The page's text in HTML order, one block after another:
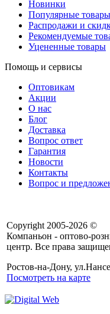
Новинки
Популярные товары
Распродажи и
Рекомендуемые
Уцененные товары
Помощь и сервисы
Оптовикам
Акции
О нас
Блог
Доставка
Вопрос ответ
Гарантия
Новости
Контакты
Вопрос и
Copyright 2005-2026 ©
Компаньон - оптово-
центр. Все права
Ростов-на-Дону,
Посмотреть на карте